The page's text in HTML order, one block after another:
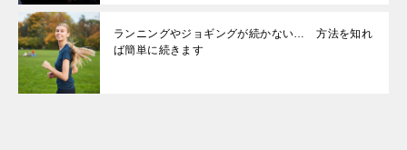
ランニングやジョギングが続かない… 方法を知れ
ば簡単に続きます